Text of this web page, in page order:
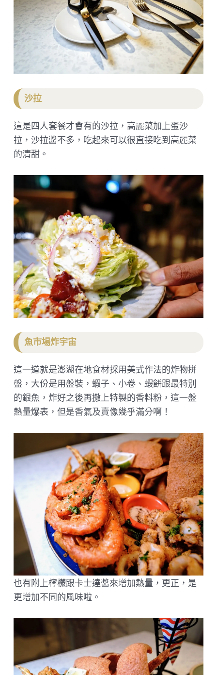
沙拉
這是四人套餐才會有的沙拉，高麗菜加上蛋沙
拉，沙拉醬不多，吃起來可以很直接吃到高麗菜
的清甜。
魚市場炸宇宙
這一道就是澎湖在地食材採用美式作法的炸物拼
盤，大份是用盤裝，蝦子、小卷、蝦餅跟最特別
的銀魚，炸好之後再撒上特製的香料粉，這一盤
熱量爆表，但是香氣及賣像幾乎滿分啊！
也有附上檸檬跟卡士達醬來增加熱量，更正，是
更增加不同的風味啦。